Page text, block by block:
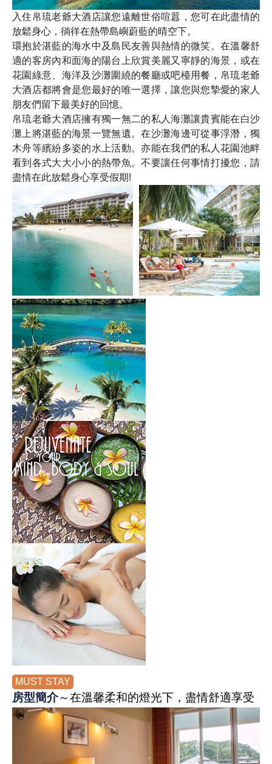
入住帛琉老爺大酒店讓您遠離世俗喧囂，您可在此盡情的
放鬆身心，徜徉在熱帶島嶼蔚藍的晴空下。
環抱於湛藍的海水中及島民友善與熱情的微笑。在溫馨舒
適的客房內和面海的陽台上欣賞美麗又寧靜的海景，或在
花園綠意、海洋及沙灘圍繞的餐廳或吧檯用餐，帛琉老爺
大酒店都將會是您最好的唯一選擇，讓您與您摯愛的家人
朋友們留下最美好的回憶。
帛琉老爺大酒店擁有獨一無二的私人海灘讓貴賓能在白沙
灘上將湛藍的海景一覽無遺。在沙灘海邊可從事浮潛，獨
木舟等繽紛多姿的水上活動。亦能在我們的私人花園池畔
看到各式大大小小的熱帶魚。不要讓任何事情打擾您，請
盡情在此放鬆身心享受假期!
MUST STAY
房型簡介～在溫馨柔和的燈光下，盡情舒適享受